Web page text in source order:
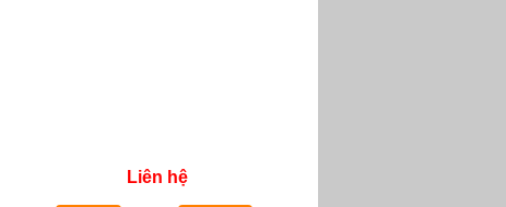
Liên hệ